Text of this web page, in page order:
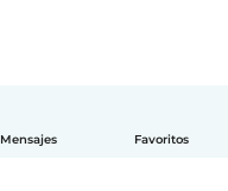
Mensajes Favoritos